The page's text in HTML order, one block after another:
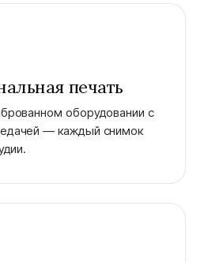
печать
оборудовании с
— каждый снимок